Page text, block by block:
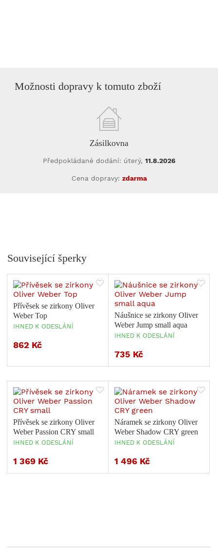
Možnosti dopravy k tomuto zboží
Zásilkovna
Předpokládané dodání: úterý, 11.8.2026
Cena dopravy: zdarma
Související šperky
Přívěsek se zirkony Oliver
Weber Top
IHNED K ODESLÁNÍ
862 Kč
Náušnice se zirkony Oliver
Weber Jump small aqua
IHNED K ODESLÁNÍ
735 Kč
Přívěsek se zirkony Oliver
Weber Passion CRY small
IHNED K ODESLÁNÍ
1 369 Kč
Náramek se zirkony Oliver
Weber Shadow CRY green
IHNED K ODESLÁNÍ
1 496 Kč